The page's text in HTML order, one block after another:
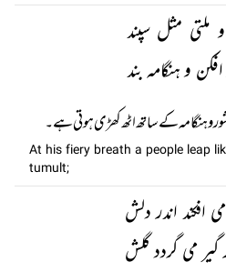
مثل سپند
و ہنگامہ بند
و ہنگامہ کے ساتھ اٹھ کھڑی ہوتی ہے۔
At his fiery breath a people leap
tumult;
اندر دلش
می گردد گلش